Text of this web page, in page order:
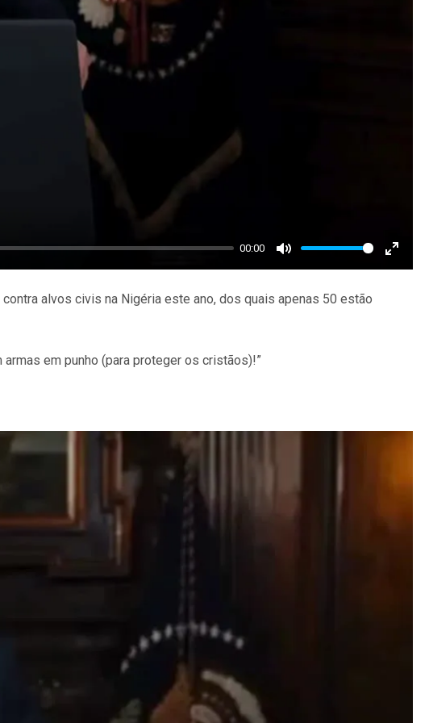
00:00
Mute
Enter
alvos civis na Nigéria este ano, dos quais apenas 50 estão
em punho (para proteger os cristãos)!”